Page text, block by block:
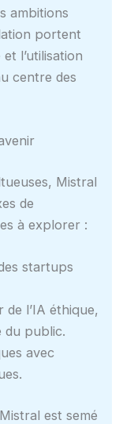
ambitions
portent
et l’utilisation
centre des
Mistral
de
à explorer :
startups
l’IA éthique,
du public.
avec
est semé